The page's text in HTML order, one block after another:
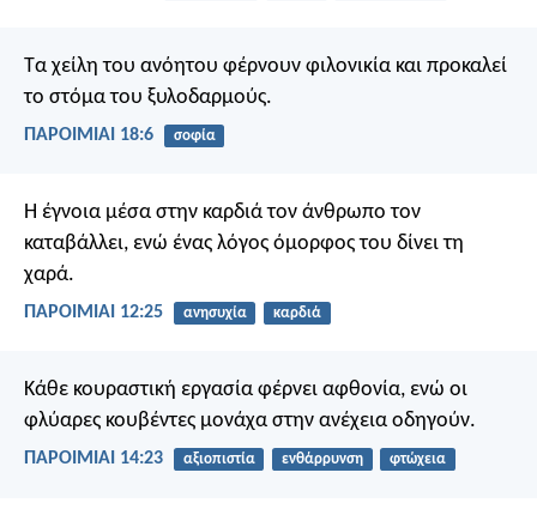
Τα χείλη του ανόητου φέρνουν φιλονικία και προκαλεί
το στόμα του ξυλοδαρμούς.
ΠΑΡΟΙΜΙΑΙ 18:6 σοφία
Η έγνοια μέσα στην καρδιά τον άνθρωπο τον
καταβάλλει, ενώ ένας λόγος όμορφος του δίνει τη
χαρά.
ΠΑΡΟΙΜΙΑΙ 12:25 ανησυχία καρδιά
Κάθε κουραστική εργασία φέρνει αφθονία, ενώ οι
φλύαρες κουβέντες μονάχα στην ανέχεια οδηγούν.
ΠΑΡΟΙΜΙΑΙ 14:23 αξιοπιστία ενθάρρυνση φτώχεια